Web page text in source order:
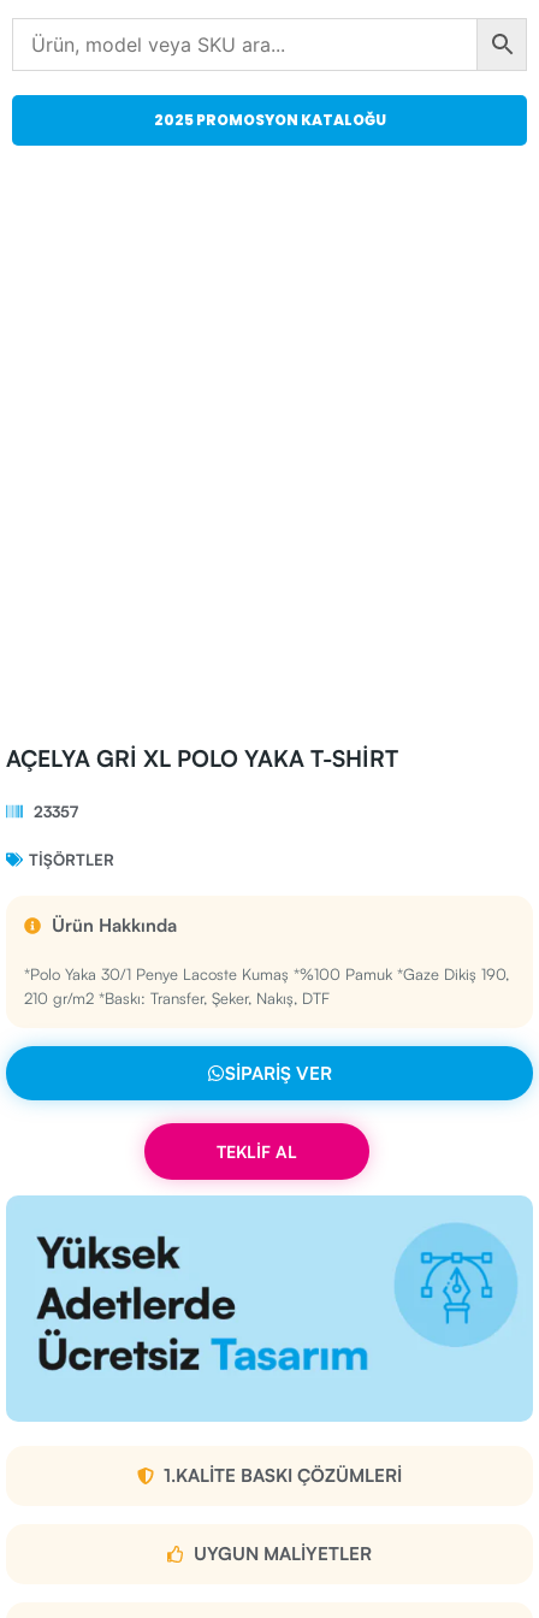
2025 PROMOSYON KATALOĞU
AÇELYA GRİ XL POLO YAKA T-SHİRT
23357
TIŞÖRTLER
Ürün Hakkında
*Polo Yaka 30/1 Penye Lacoste Kumaş *%100 Pamuk *Gaze Dikiş 190,
210 gr/m2 *Baskı: Transfer, Şeker, Nakış, DTF
SIPARIŞ VER
TEKLİF AL
1.KALITE BASKI ÇÖZÜMLERI
UYGUN MALIYETLER